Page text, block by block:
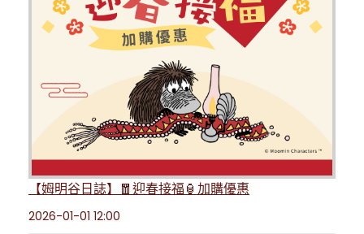
【姆明谷日誌】🧧迎春接福🏮加購優惠
2026-01-01 12:00